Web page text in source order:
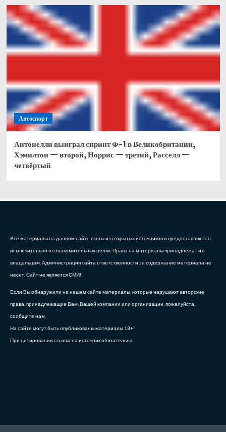
Автоспорт
Антонелли выиграл спринт Ф-1 в Великобритании,
Хэмилтон — второй, Норрис — третий, Расселл —
четвёртый
Все материалы на данном сайте взяты из открытых источников и предоставляются
исключительно в ознакомительных целях. Права на материалы принадлежат их
владельцам. Администрация сайта ответственности за содержание материала не
несет. Сайт не является СМИ!
Если Вы обнаружили на нашем сайте материалы, которые нарушают авторские
права, принадлежащие Вам, Вашей компании или организации, пожалуйста,
сообщите нам.
На сайте могут быть опубликованы материалы 18+!
При цитировании ссылка на источник обязательна.